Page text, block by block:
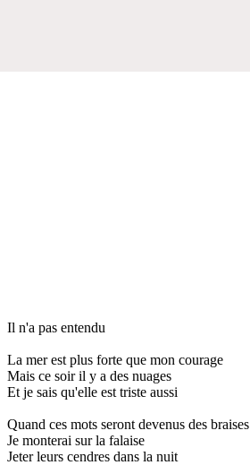
Il n'a pas entendu
La mer est plus forte que mon courage
Mais ce soir il y a des nuages
Et je sais qu'elle est triste aussi
Quand ces mots seront devenus des braises
Je monterai sur la falaise
Jeter leurs cendres dans la nuit